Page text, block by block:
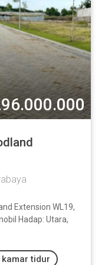
Extension WL19,
Hadap: Utara,
kamar tidur